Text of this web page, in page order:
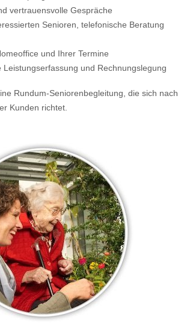
vertrauensvolle Gespräche
Senioren, telefonische Beratung
und Ihrer Termine
Leistungserfassung und Rechnungslegung
Rundum-Seniorenbegleitung, die sich nach
Kunden richtet.